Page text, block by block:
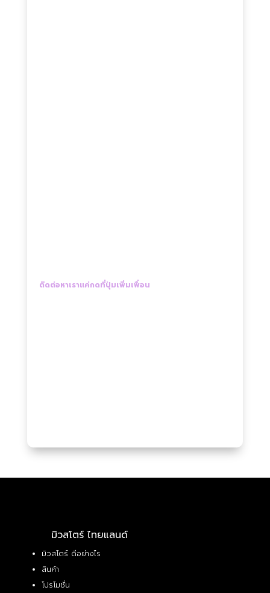
ติดต่อหาเราแค่กดที่ปุ่มเพิ่มเพื่อน
มิวสโตร์ ไทยแลนด์
มิวสโตร์ ดีอย่างไร
สินค้า
โปรโมชั่น